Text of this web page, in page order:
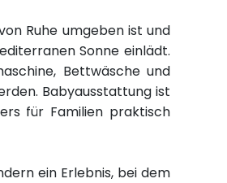
Ruhe umgeben ist und
Sonne einlädt.
Bettwäsche und
Babyausstattung ist
für Familien praktisch
ein Erlebnis, bei dem